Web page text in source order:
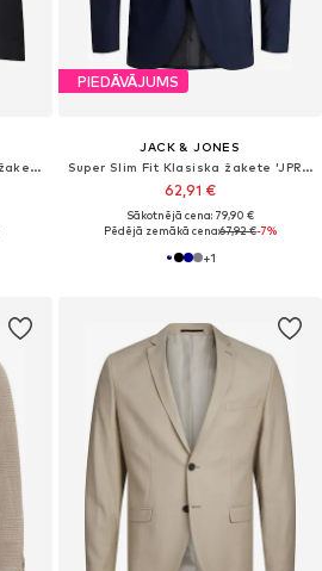
Standarta piegriezums Biroja žakete
PIEDĀVĀJUMS
JACK & JONES
Super Slim Fit Klasiska žakete 'JPRFranko'
62,91 €
Sākotnējā cena: 79,90 €
Pēdējā zemākā cena:67,92 €-7%
+1